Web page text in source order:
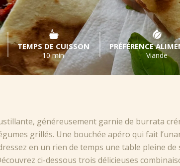
TEMPS DE CUISSON
10 min
PRÉFÉRENCE
Viande
généreusement garnie de burrata
grillés. Une bouchée apéro qui fait
en un rien de temps une table pleine de
ci-dessous trois délicieuses